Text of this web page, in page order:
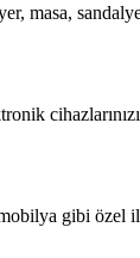
masa,
gibi özel